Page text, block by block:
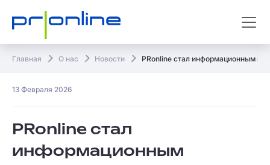
Главная О нас Новости PRonline стал информационным
13 Февраля 2026
PRonline стал
информационным